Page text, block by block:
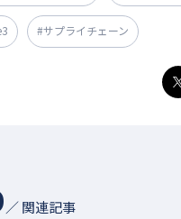
#サプライチェーン
／ 関連記事